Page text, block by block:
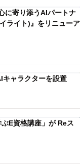
に寄り添うAIパートナ
ライト)』をリニューア
キャラクターを設置
E資格講座」が Reス